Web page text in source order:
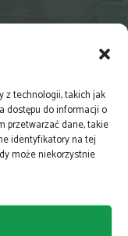
z technologii, takich jak
dostępu do informacji o
przetwarzać dane, takie
identyfikatory na tej
może niekorzystnie